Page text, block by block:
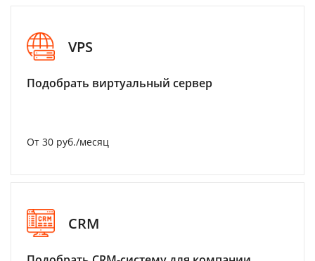
VPS
Подобрать виртуальный сервер
От 30 руб./месяц
CRM